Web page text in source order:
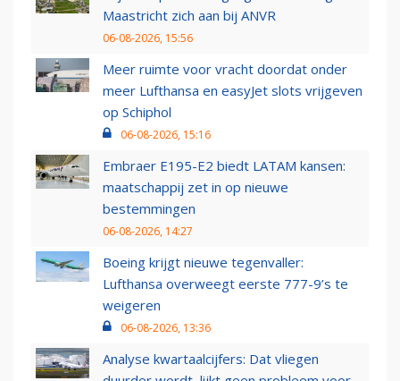
Maastricht zich aan bij ANVR
06-08-2026, 15:56
Meer ruimte voor vracht doordat onder
meer Lufthansa en easyJet slots vrijgeven
op Schiphol
06-08-2026, 15:16
Embraer E195-E2 biedt LATAM kansen:
maatschappij zet in op nieuwe
bestemmingen
06-08-2026, 14:27
Boeing krijgt nieuwe tegenvaller:
Lufthansa overweegt eerste 777-9’s te
weigeren
06-08-2026, 13:36
Analyse kwartaalcijfers: Dat vliegen